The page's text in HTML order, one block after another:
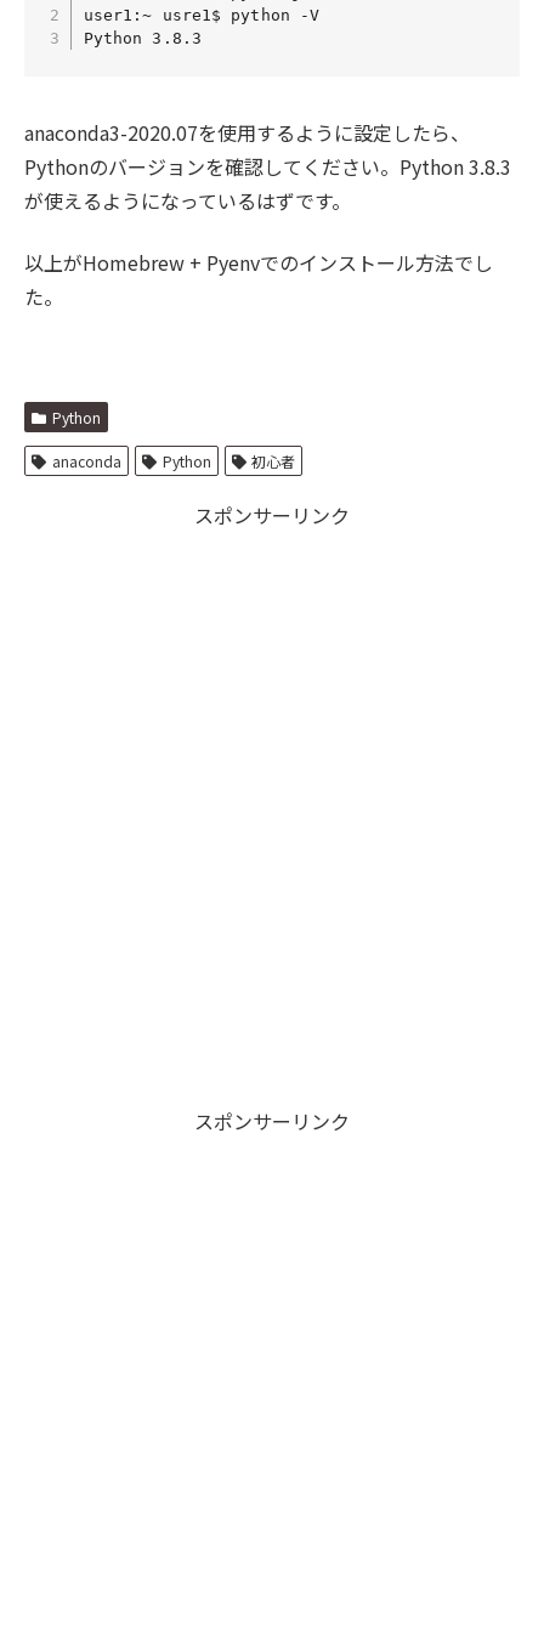
user1:~ usre1$ python -V
Python 3.8.3
anaconda3-2020.07を使用するように設定したら、
Pythonのバージョンを確認してください。Python 3.8.3
が使えるようになっているはずです。
以上がHomebrew + Pyenvでのインストール方法でし
た。
Python
anaconda Python 初心者
スポンサーリンク
スポンサーリンク